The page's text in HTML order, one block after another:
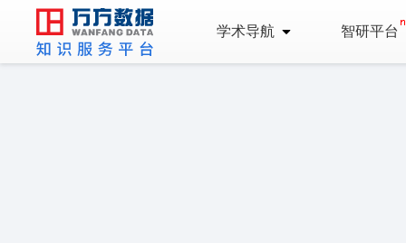
学术导航 智研平台